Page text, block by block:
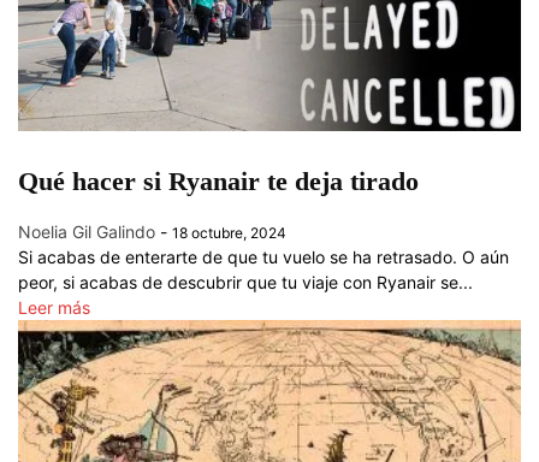
Qué hacer si Ryanair te deja tirado
Noelia Gil Galindo - 18 octubre, 2024
Si acabas de enterarte de que tu vuelo se ha retrasado. O aún
peor, si acabas de descubrir que tu viaje con Ryanair se...
Leer más